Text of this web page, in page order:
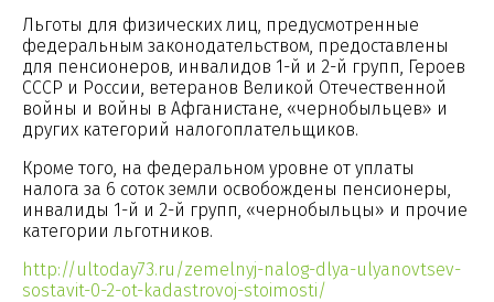
Льготы для физических лиц, предусмотренные
федеральным законодательством, предоставлены
для пенсионеров, инвалидов 1-й и 2-й групп, Героев
СССР и России, ветеранов Великой Отечественной
войны и войны в Афганистане, «чернобыльцев» и
других категорий налогоплательщиков.
Кроме того, на федеральном уровне от уплаты
налога за 6 соток земли освобождены пенсионеры,
инвалиды 1-й и 2-й групп, «чернобыльцы» и прочие
категории льготников.
http://ultoday73.ru/zemelnyj-nalog-dlya-ulyanovtsev-
sostavit-0-2-ot-kadastrovoj-stoimosti/